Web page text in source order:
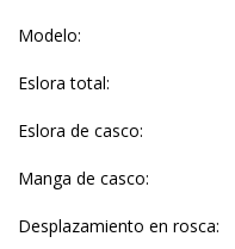
Modelo:
Eslora total:
Eslora de casco:
Manga de casco:
Desplazamiento en rosca: